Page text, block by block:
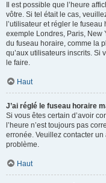
Il est possible que l’heure
vôtre. Si tel était le cas,
l’utilisateur et régler le
exemple Londres, Paris, New
du fuseau horaire, comme la
qu’aux utilisateurs inscrits. Si
le faire.
Haut
J’ai réglé le fuseau horaire
Si vous êtes certain d’avoir
l’heure n’est toujours pas
erronée. Veuillez contacter
problème.
Haut